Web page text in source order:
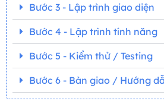
Bước 3 - Lập trình giao diện
Bước 4 - Lập trình tính năng
Bước 5 - Kiểm thử / Testing
Bước 6 - Bàn giao / Hướng